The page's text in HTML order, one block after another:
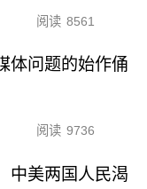
阅读 8561
体问题的始作俑
阅读 9736
中美两国人民渴